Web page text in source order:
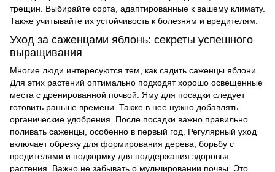
трещин. Выбирайте сорта, адаптированные к вашему климату.
Также учитывайте их устойчивость к болезням и вредителям.
Уход за саженцами яблонь: секреты успешного
выращивания
Многие люди интересуются тем, как садить саженцы яблони.
Для этих растений оптимально подходят хорошо освещенные
места с дренированной почвой. Яму для посадки следует
готовить раньше времени. Также в нее нужно добавлять
органические удобрения. После посадки важно правильно
поливать саженцы, особенно в первый год. Регулярный уход
включает обрезку для формирования дерева, борьбу с
вредителями и подкормку для поддержания здоровья
растения. Важно не забывать о мульчировании почвы. Это